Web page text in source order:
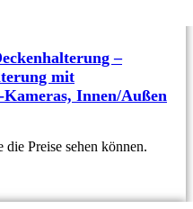
–
mit
Innen/Außen
die Preise sehen können.